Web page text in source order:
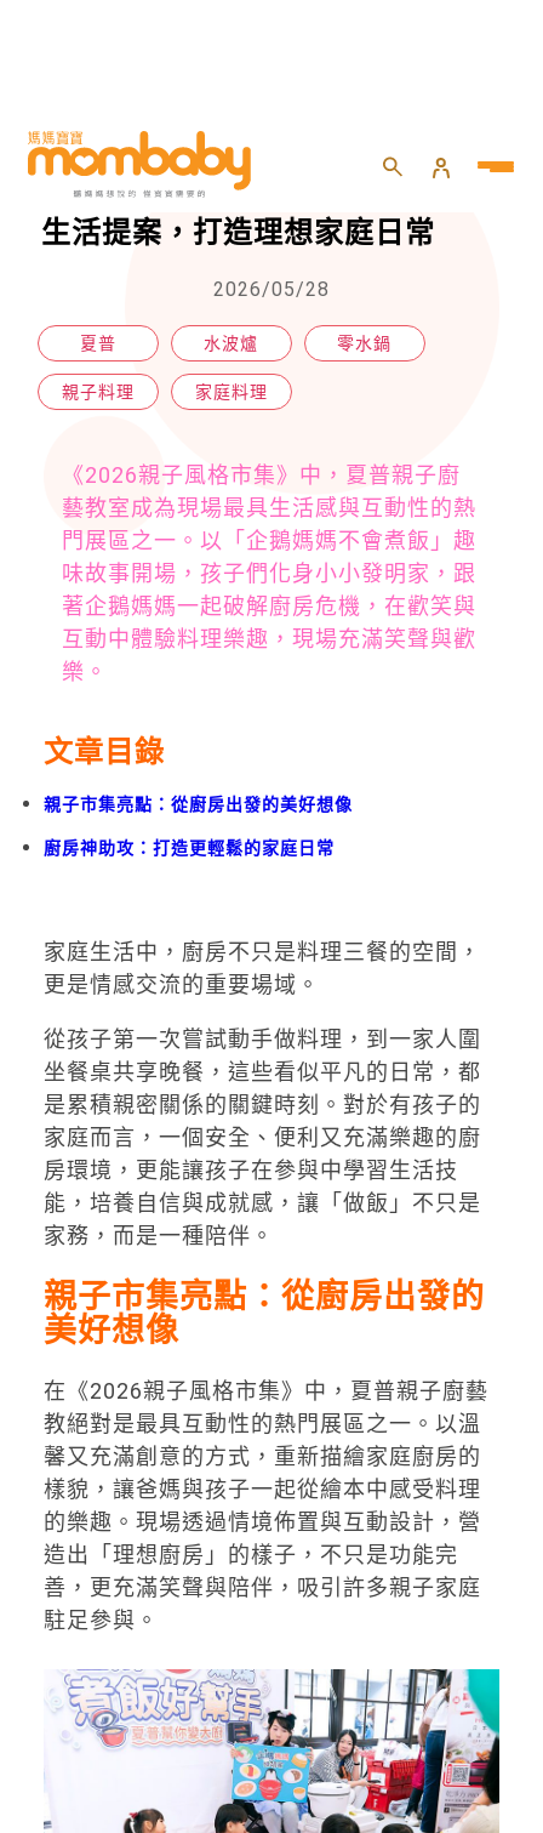
HOME 親子 家庭料理
親子市集亮點直擊！夏普廚藝教室
生活提案，打造理想家庭日常
2026/05/28
夏普 水波爐 零水鍋
親子料理 家庭料理
《2026親子風格市集》中，夏普親子廚
藝教室成為現場最具生活感與互動性的熱
門展區之一。以「企鵝媽媽不會煮飯」趣
味故事開場，孩子們化身小小發明家，跟
著企鵝媽媽一起破解廚房危機，在歡笑與
互動中體驗料理樂趣，現場充滿笑聲與歡
樂。
文章目錄
親子市集亮點：從廚房出發的美好想像
廚房神助攻：打造更輕鬆的家庭日常
家庭生活中，廚房不只是料理三餐的空間，
更是情感交流的重要場域。
從孩子第一次嘗試動手做料理，到一家人圍
坐餐桌共享晚餐，這些看似平凡的日常，都
是累積親密關係的關鍵時刻。對於有孩子的
家庭而言，一個安全、便利又充滿樂趣的廚
房環境，更能讓孩子在參與中學習生活技
能，培養自信與成就感，讓「做飯」不只是
家務，而是一種陪伴。
親子市集亮點：從廚房出發的
美好想像
在《2026親子風格市集》中，夏普親子廚藝
教絕對是最具互動性的熱門展區之一。以溫
馨又充滿創意的方式，重新描繪家庭廚房的
樣貌，讓爸媽與孩子一起從繪本中感受料理
的樂趣。現場透過情境佈置與互動設計，營
造出「理想廚房」的樣子，不只是功能完
善，更充滿笑聲與陪伴，吸引許多親子家庭
駐足參與。